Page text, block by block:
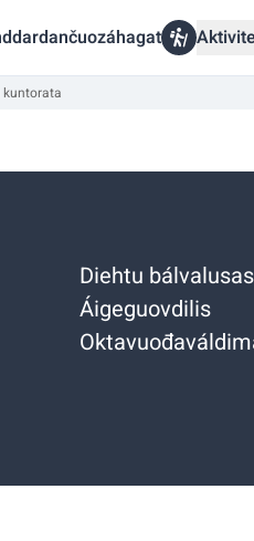
Diehtu bálvalusas
Áigeguovdilis